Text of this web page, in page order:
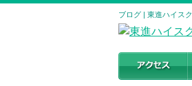
ブログ | 東進ハイス